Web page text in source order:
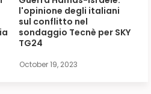
l'opinione degli italiani
sul conflitto nel
sondaggio Tecnè per SKY
TG24
October 19, 2023